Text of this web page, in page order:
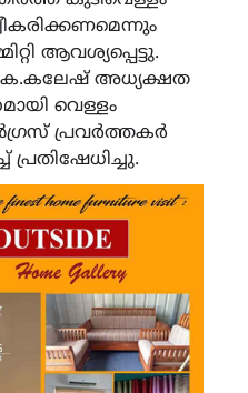
ആവശ്യപ്പെട്ടു.
അധ്യക്ഷത
വെള്ളം
പ്രവർത്തകർ
പ്രതിഷേധിച്ചു.